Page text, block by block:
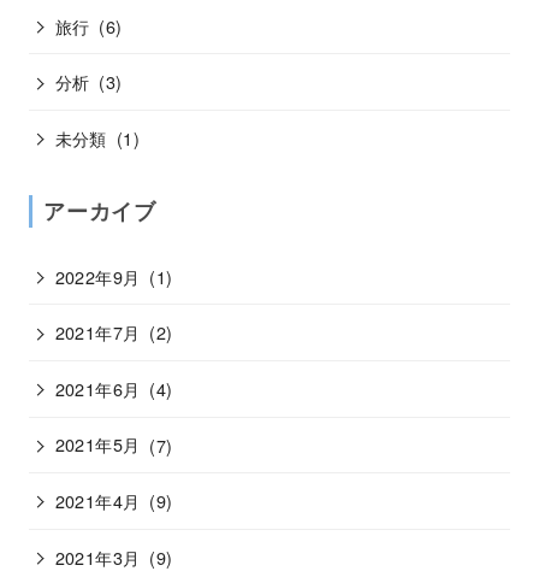
旅行 (6)
分析 (3)
未分類 (1)
アーカイブ
2022年9月 (1)
2021年7月 (2)
2021年6月 (4)
2021年5月 (7)
2021年4月 (9)
2021年3月 (9)